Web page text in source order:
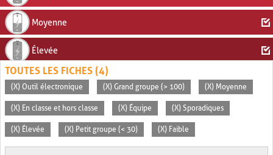
Moyenne
Élevée
TOUTES LES FICHES (4)
(X) Outil électronique (X) Grand groupe (> 100) (X) Moyenne
(X) En classe et hors classe (X) Équipe (X) Sporadiques
(X) Élevée (X) Petit groupe (< 30) (X) Faible